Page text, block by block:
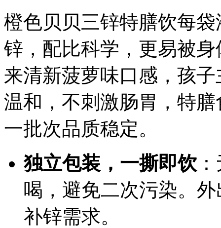
橙色贝贝三锌特膳饮每
锌，配比科学，更易被
来清新菠萝味口感，孩
温和，不刺激肠胃，特
一批次品质稳定。
独立包装，一撕即饮
喝，避免二次污染。
补锌需求。